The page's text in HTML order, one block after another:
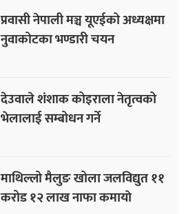
प्रवासी नेपाली मञ्च यूएईको अध्यक्षमा
नुवाकोटका भण्डारी चयन
देउवाले शंशाक कोइराला नेतृत्वको
भेलालाई सम्बोधन गर्ने
माथिल्लो मैलुङ खोला जलविद्युत ११
करोड १२ लाख नाफा कमायाे